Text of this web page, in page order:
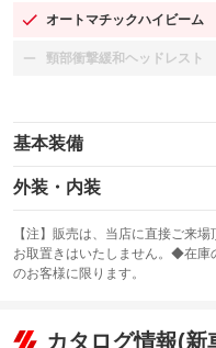
オートマチックハイビーム
：装備あり
頸部衝撃緩和ヘッドレスト
：装備なし
基本装備
エアバッグ：運転席/助手席/
：装備あり
：装備あり
サンルーフ
：装備なし
リフトアップ
：装備なし
外装・内装
カーナビ
：装備なし
TV
：装備なし
ビジュアル
【注】販売は、当店に直接ご来
お取置きはいたしません。◆在
のお客様に限ります。
カタログ情報(新